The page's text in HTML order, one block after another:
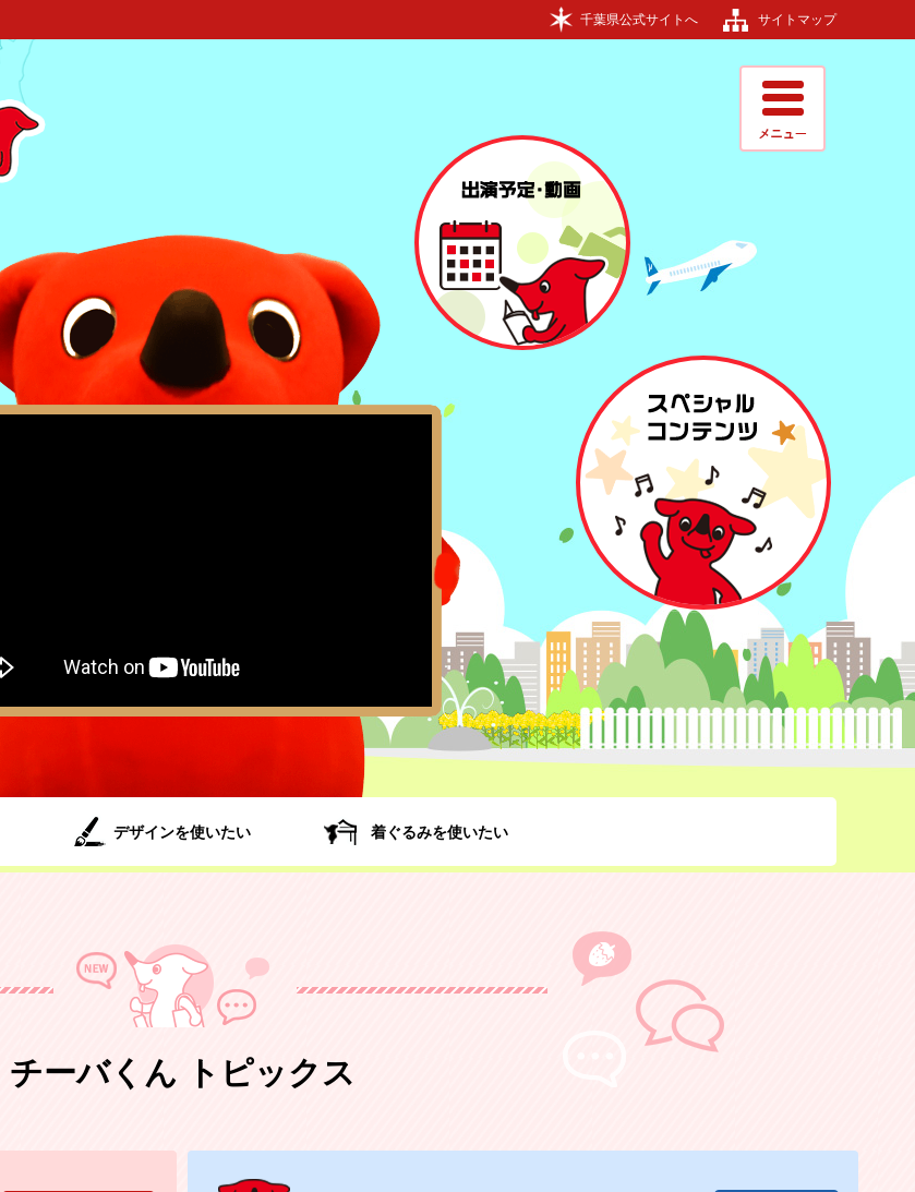
千葉県公式サイトへ サイトマップ
デザインを使いたい 着ぐるみを使いたい
出演予定・動画
スペシャルコンテンツ
チーバくん トピックス